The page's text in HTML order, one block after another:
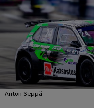
Anton Seppä